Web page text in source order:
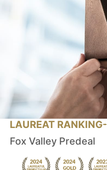
LAUREAT
Fox Valley Predeal